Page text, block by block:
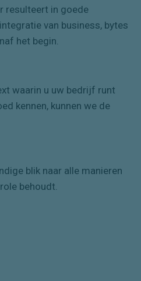
resulteert in goede
van business, bytes
het begin.
waarin u uw bedrijf runt
kennen, kunnen we de
blik naar alle manieren
behoudt.